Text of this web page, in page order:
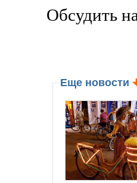
Обсудить
Еще новости